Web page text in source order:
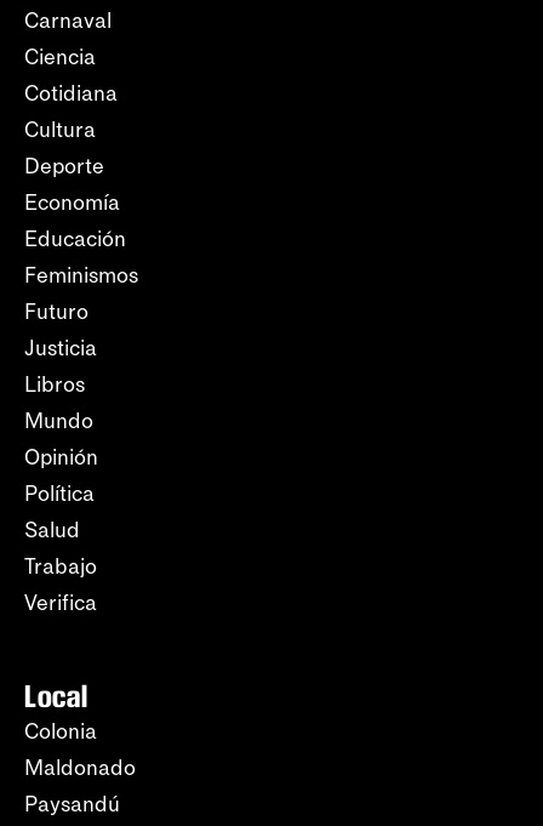
Carnaval
Ciencia
Cotidiana
Cultura
Deporte
Economía
Educación
Feminismos
Futuro
Justicia
Libros
Mundo
Opinión
Política
Salud
Trabajo
Verifica
Local
Colonia
Maldonado
Paysandú